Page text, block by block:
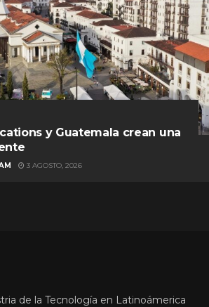
y Guatemala crean una
3 AGOSTO, 2026
de la Tecnología en Latinoámerica